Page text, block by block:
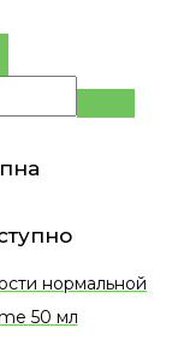
нормальной
50 мл